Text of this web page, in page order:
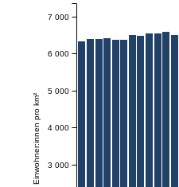
Einwohner:innen pro km² 3 000
4 000
5 000
6 000
7 000